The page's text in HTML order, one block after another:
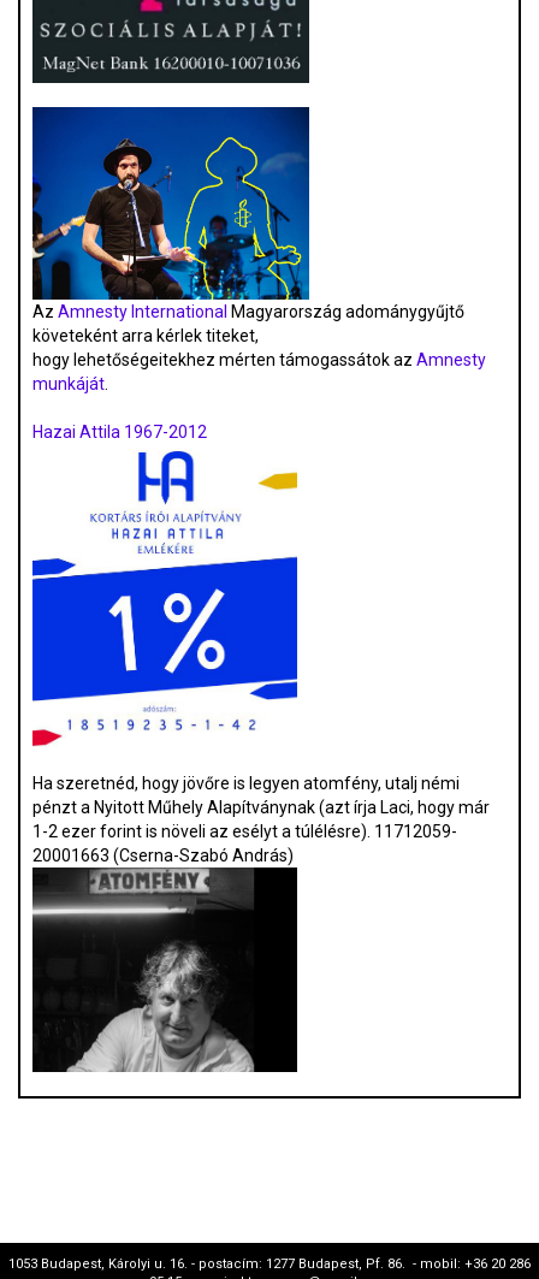
Az Amnesty International Magyarország adománygyűjtő
követeként arra kérlek titeket,
hogy lehetőségeitekhez mérten támogassátok az Amnesty
munkáját.
Hazai Attila 1967-2012
Ha szeretnéd, hogy jövőre is legyen atomfény, utalj némi
pénzt a Nyitott Műhely Alapítványnak (azt írja Laci, hogy már
1-2 ezer forint is növeli az esélyt a túlélésre). 11712059-
20001663 (Cserna-Szabó András)
1053 Budapest, Károlyi u. 16. - postacím: 1277 Budapest, Pf. 86. - mobil: +36 20 286